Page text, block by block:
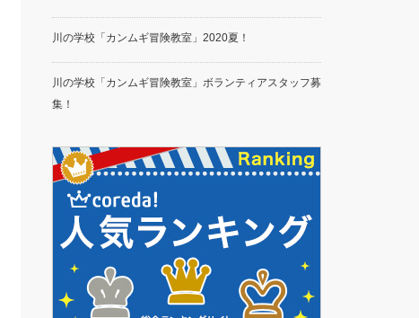
川の学校「カンムギ冒険教室」2020夏！
川の学校「カンムギ冒険教室」ボランティアスタッフ募
集！